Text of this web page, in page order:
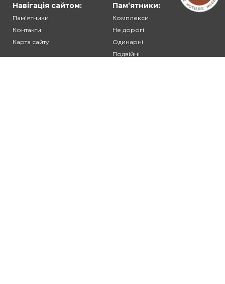
Навігація сайтом:
Памʼятники
Контакти
Карта сайту
Памʼятники:
Комплекси
Не дорогі
Одинарні
Подвійні